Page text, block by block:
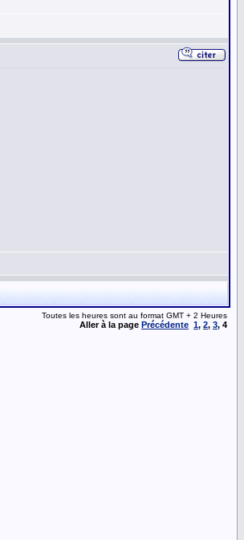
Toutes les heures sont au format GMT + 2 Heures
Aller à la page Précédente 1, 2, 3, 4